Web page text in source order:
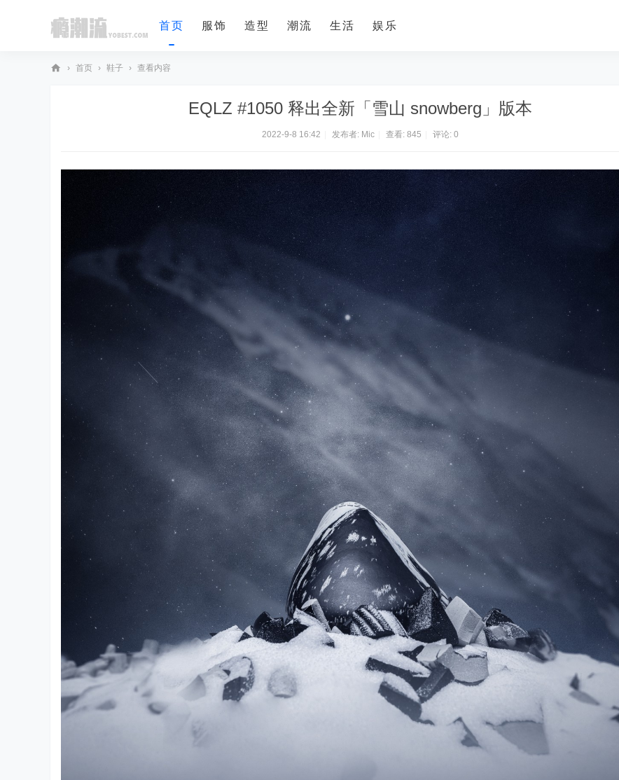
首页 服饰 造型 潮流 生活 娱乐
› 首页 › 鞋子 › 查看内容
EQLZ #1050 释出全新「雪山 snowberg」版本
2022-9-8 16:42 发布者: Mic 查看: 845 评论: 0